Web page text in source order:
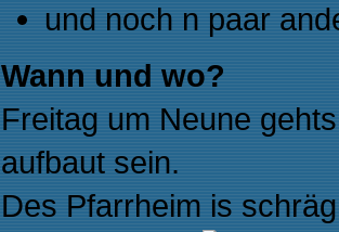
und noch n paar
Wann und wo?
Freitag um Neune
aufbaut sein.
Des Pfarrheim is